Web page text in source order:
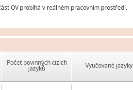
OV probíhá v reálném pracovním prostředí.
Počet povinných cizích
jazyků Vyučované jazyky